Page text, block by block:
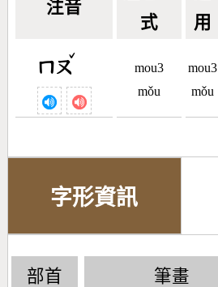
注音
式
用
ㄇㄡ
ˇ
mou3
mǒu
mou3
mǒu
字形資訊
部首 筆畫